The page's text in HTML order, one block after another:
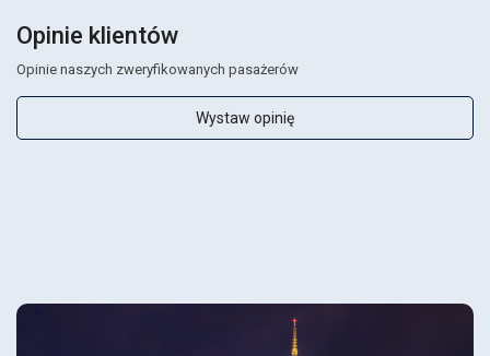
Opinie klientów
Opinie naszych zweryfikowanych pasażerów
Wystaw opinię